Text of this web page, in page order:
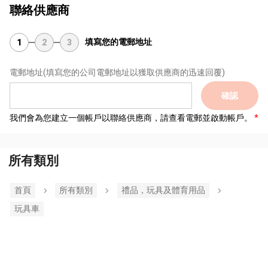
聯絡供應商
1 2 3 填寫您的電郵地址
電郵地址(填寫您的公司電郵地址以獲取供應商的迅速回覆)
確認
我們會為您建立一個帳戶以聯絡供應商，請查看電郵並啟動帳戶。
所有類別
首頁 所有類別
禮品，玩具及體育用品
玩具車